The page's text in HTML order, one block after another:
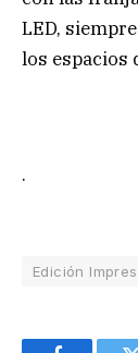
LED,
los espacios
.
Edición